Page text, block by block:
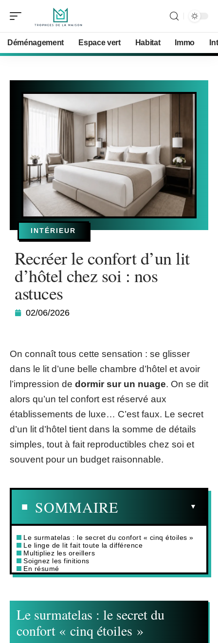
Déménagement Espace vert Habitat Immo
INTÉRIEUR
Recréer le confort d’un lit
d’hôtel chez soi : nos
astuces
02/06/2026
On connaît tous cette sensation : se glisser
dans le lit d’une belle chambre d’hôtel et avoir
l’impression de dormir sur un nuage. On se dit
alors qu’un tel confort est réservé aux
établissements de luxe… C’est faux. Le secret
d’un lit d’hôtel tient dans la somme de détails
simples, tout à fait reproductibles chez soi et
souvent pour un budget raisonnable.
SOMMAIRE
Le surmatelas : le secret du confort « cinq étoiles »
Le linge de lit fait toute la différence
Multipliez les oreillers
Soignez les finitions
En résumé
Le surmatelas : le secret du
confort « cinq étoiles »